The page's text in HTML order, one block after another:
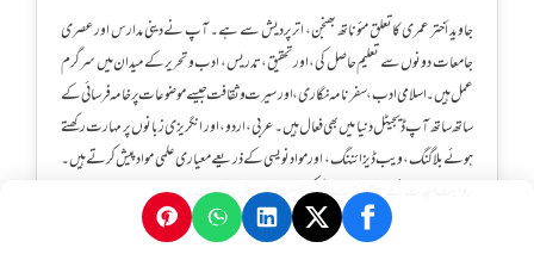
جاوید أختر عمری کا تعلق مئوناتھ بھنجن، اترپردیش سے ہے۔ آپ نے دینی مدارس اور عصری
جامعات دونوں سے تعلیم حاصل کی، اور تحقیق، تدریس، ادب و تحریر کے میدان میں سرگرم
عمل ہیں۔ اسلامی ادب، سفرنامہ نگاری، اور سیرت و ثقافت جیسے موضوعات پر خامہ فرسائی کے
ساتھ ساتھ آپ ڈیجیٹل دنیا میں بھی فعال ہیں۔ عربی، اردو، اور انگریزی زبانوں پر مہارت رکھتے
ہوئے بلاگنگ، ویب ڈیزائننگ، اور مواد نویسی کے ذریعے معیاری علمی مواد پیش کرتے ہیں۔
روایت و جدت کے امتزاج سے علم کی خدمت کا یہ سفر جاری ہے۔